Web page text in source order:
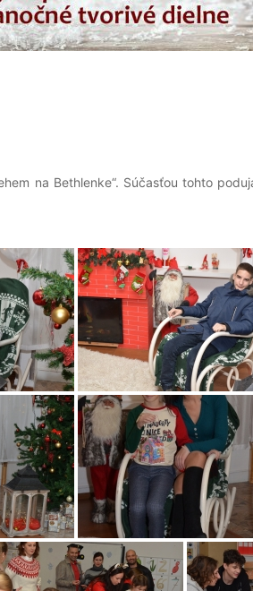
na Bethlenke“. Súčasťou tohto